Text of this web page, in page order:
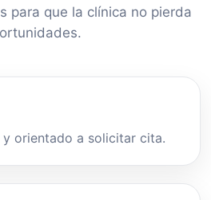
para que la clínica no pierda
y orientado a solicitar cita.